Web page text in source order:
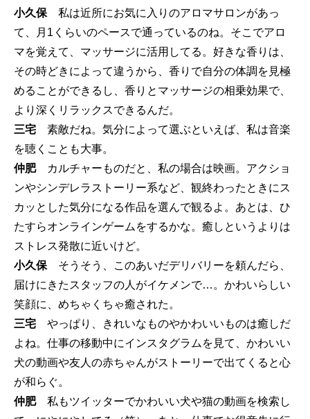
小久保 私は近所にお気に入りのアロマサロンがあっ
て、月1くらいのペースで通っているのね。そこでアロ
マを覚えて、マッサージに活用してる。好きな香りは、
その時どきによって違うから、香りで自分の体調を見極
めることができるし、香りとマッサージの相乗効果で、
より深くリラックスできるんだ。
三宅 素敵だね。気分によって選ぶといえば、私は音楽
を聴くことも大事。
仲肥カルチャーものだと、私の場合は映画。アクショ
ンやシンデレラストーリー系など、観終わったときにス
カッとした気分になる作品を選んで観るよ。あとは、ひ
たすらオンラインゲームをするかな。癒しというよりは
ストレス発散に近いけど。
小久保 そうそう、このあいだデリバリーを頼んだら、
届けにきたスタッフの人がイケメンで…。かわいらしい
笑顔に、めちゃくちゃ癒された。
三宅 やっぱり、きれいなものやかわいいものは癒しだ
よね。仕事の移動中にインスタグラムを見て、かわいい
犬の動画や友人の赤ちゃんがストーリーで出てくると心
が和らぐ。
仲肥私もツイッターでかわいい犬や猫の動画を検索し